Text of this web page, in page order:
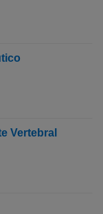
Vertebral